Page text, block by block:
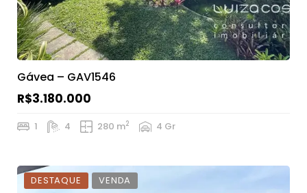
Gávea – GAV1546
R$3.180.000
1 4 280 m2 4 Gr
DESTAQUE VENDA